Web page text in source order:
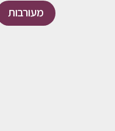
מעורבות